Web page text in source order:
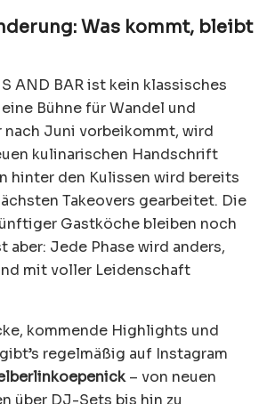
Was kommt, bleibt
AND BAR ist kein klassisches
Bühne für Wandel und
nach Juni vorbeikommt, wird
kulinarischen Handschrift
hinter den Kulissen wird bereits
Takeovers gearbeitet. Die
Gastköche bleiben noch
aber: Jede Phase wird anders,
mit voller Leidenschaft
kommende Highlights und
regelmäßig auf Instagram
– von neuen
über DJ-Sets bis hin zu